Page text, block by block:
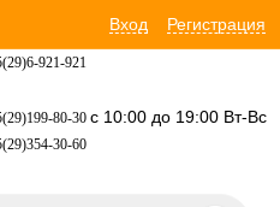
Вход Регистрация
921-921
80-30 с 10:00 до 19:00 Вт-Вс
30-60